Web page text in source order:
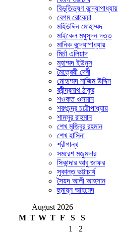
বিভূতিভূষণ বন্দ্যোপাধ্যায়
বেগম রোকেয়া
মহিউদ্দিন মোহাম্মদ
মাইকেল মধুসূদন দত্ত
মানিক বন্দ্যোপাধ্যায়
মির্চা এলিয়াদ
মুহাম্মদ ইউনুস
মৈত্রেয়ী দেবী
মোহাম্মদ নাজিম উদ্দিন
রবীন্দ্রনাথ ঠাকুর
শওকত ওসমান
শরৎচন্দ্র চট্টোপাধ্যায়
শামসুর রাহমান
শেখ মুজিবুর রহমান
শেখ হাসিনা
শ্রীপান্থ
সমরেশ মজুমদার
সিকান্দার আবু জাফর
সুকান্ত ভট্টাচার্য
সৈয়দ আলী আহসান
হুমায়ূন আহমেদ
August 2026
M T W T F S
S
1
2